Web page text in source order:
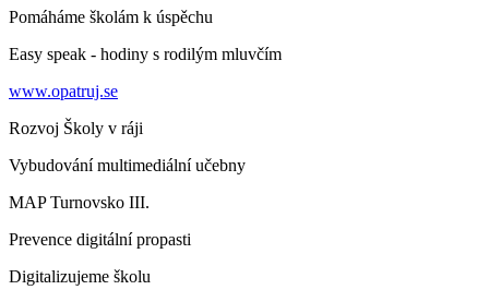
Pomáháme školám k úspěchu
Easy speak - hodiny s rodilým mluvčím
www.opatruj.se
Rozvoj Školy v ráji
Vybudování multimediální učebny
MAP Turnovsko III.
Prevence digitální propasti
Digitalizujeme školu